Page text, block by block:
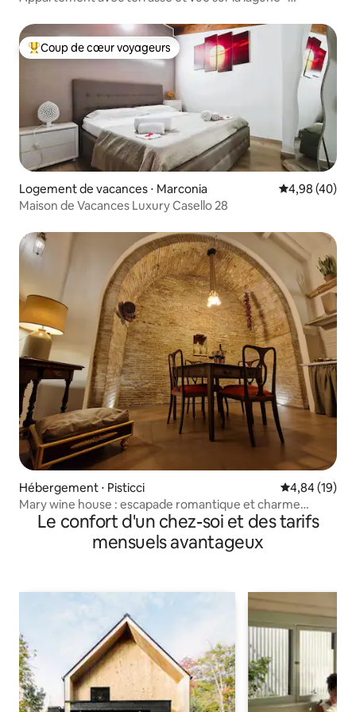
Coups de cœur voyageurs les plus appréciés
Coup de cœur voyageurs
Logement de vacances ⋅ Marconia Évaluation
4,98 (40)
Maison de Vacances Luxury Casello 28
Hébergement ⋅ Pisticci Évaluation
4,84 (19)
Mary wine house : escapade romantique et charme
historique
Le confort d'un chez-soi et des tarifs
mensuels avantageux